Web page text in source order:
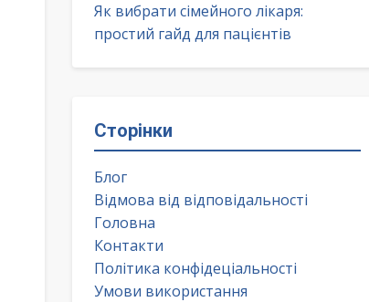
Як вибрати сімейного лікаря:
простий гайд для пацієнтів
Сторінки
Блог
Відмова від відповідальності
Головна
Контакти
Політика конфідеціальності
Умови використання